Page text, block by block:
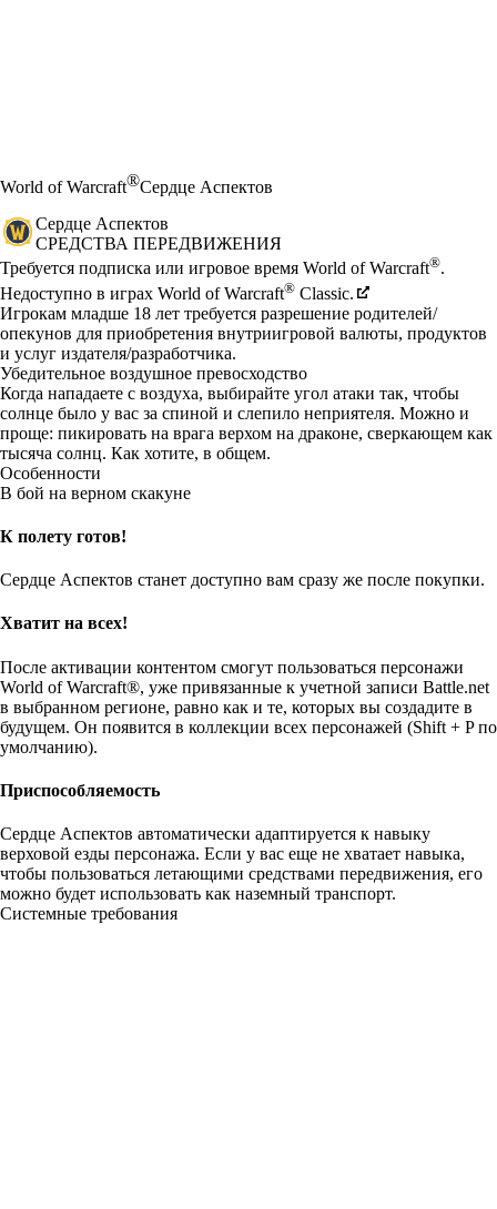
World of Warcraft®Сердце Aспектов
Сердце Aспектов
СРЕДСТВА ПЕРЕДВИЖЕНИЯ
Цена
Available actions
Требуется подписка или игровое время World of Warcraft®.
Недоступно в играх World of Warcraft® Classic.
Игрокам младше 18 лет требуется разрешение родителей/
опекунов для приобретения внутриигровой валюты, продуктов
и услуг издателя/разработчика.
Убедительное воздушное превосходство
Когда нападаете с воздуха, выбирайте угол атаки так, чтобы
солнце было у вас за спиной и слепило неприятеля. Можно и
проще: пикировать на врага верхом на драконе, сверкающем как
тысяча солнц. Как хотите, в общем.
Особенности
В бой на верном скакуне
К полету готов!
Сердце Aспектов станет доступно вам сразу же после покупки.
Хватит на всех!
После активации контентом смогут пользоваться персонажи
World of Warcraft®, уже привязанные к учетной записи Battle.net
в выбранном регионе, равно как и те, которых вы создадите в
будущем. Он появится в коллекции всех персонажей (Shift + P по
умолчанию).
Приспособляемость
Сердце Aспектов автоматически адаптируется к навыку
верховой езды персонажа. Если у вас еще не хватает навыка,
чтобы пользоваться летающими средствами передвижения, его
можно будет использовать как наземный транспорт.
Системные требования